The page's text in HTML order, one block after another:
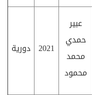
عبير
حمدي
محمد
محمود
2021 دورية